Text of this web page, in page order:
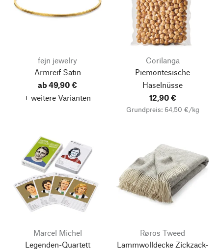
fejn jewelry
Armreif Satin
ab 49,90 €
+ weitere Varianten
Corilanga
Piemontesische
Haselnüsse
12,90 €
Grundpreis: 64,50 €/kg
Marcel Michel
Legenden-Quartett
Røros Tweed
Lammwolldecke Zickzack-